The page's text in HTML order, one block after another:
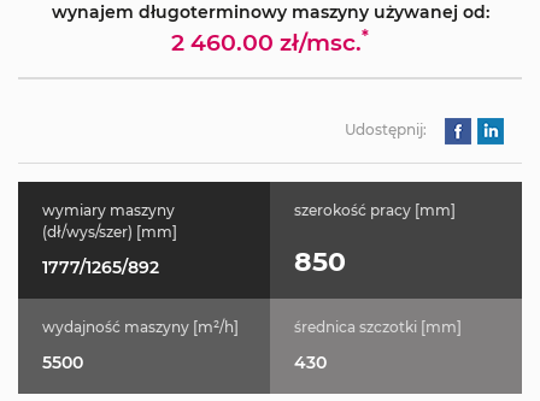
wynajem długoterminowy maszyny używanej od:
2 460.00 zł/msc.*
Udostępnij:
wymiary maszyny
(dł/wys/szer) [mm]
1777/1265/892
szerokość pracy [mm]
850
wydajność maszyny [m²/h]
5500
średnica szczotki [mm]
430